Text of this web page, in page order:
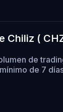
Chiliz (
de
de 7